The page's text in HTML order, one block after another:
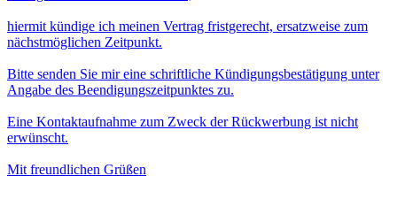
hiermit kündige ich meinen Vertrag fristgerecht, ersatzweise zum
nächstmöglichen Zeitpunkt.
Bitte senden Sie mir eine schriftliche Kündigungsbestätigung unter
Angabe des Beendigungszeitpunktes zu.
Eine Kontaktaufnahme zum Zweck der Rückwerbung ist nicht
erwünscht.
Mit freundlichen Grüßen